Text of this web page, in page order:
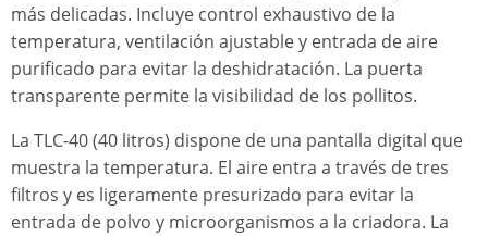
más delicadas. Incluye control exhaustivo de la
temperatura, ventilación ajustable y entrada de aire
purificado para evitar la deshidratación. La puerta
transparente permite la visibilidad de los pollitos.
La TLC-40 (40 litros) dispone de una pantalla digital que
muestra la temperatura. El aire entra a través de tres
filtros y es ligeramente presurizado para evitar la
entrada de polvo y microorganismos a la criadora. La